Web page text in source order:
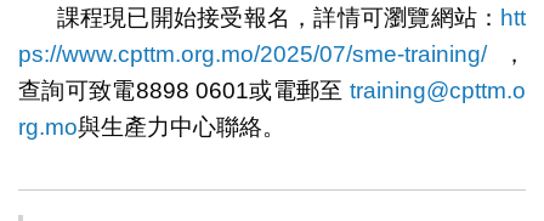
課程現已開始接受報名，詳情可瀏覽網站： htt
ps://www.cpttm.org.mo/2025/07/sme-training/，
查詢可致電8898 0601或電郵至training@cpttm.o
rg.mo與生產力中心聯絡。